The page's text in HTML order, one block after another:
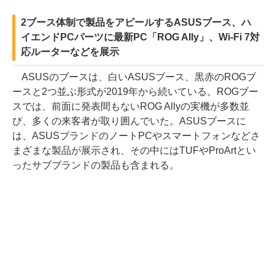
2ブース体制で製品をアピールするASUSブース、ハ
イエンドPCパーツに最新PC「ROG Ally」、Wi-Fi 7対
応ルーターなどを展示
ASUSのブースは、白いASUSブース、黒赤のROGブ
ースと2つ並ぶ形式が2019年から続いている。ROGブー
スでは、前面に発表間もないROG Allyの実機が多数並
び、多くの来客者が取り囲んでいた。ASUSブースに
は、ASUSブランドのノートPCやスマートフォンなどさ
まざまな製品が展示され、その中にはTUFやProArtとい
ったサブブランドの製品も含まれる。